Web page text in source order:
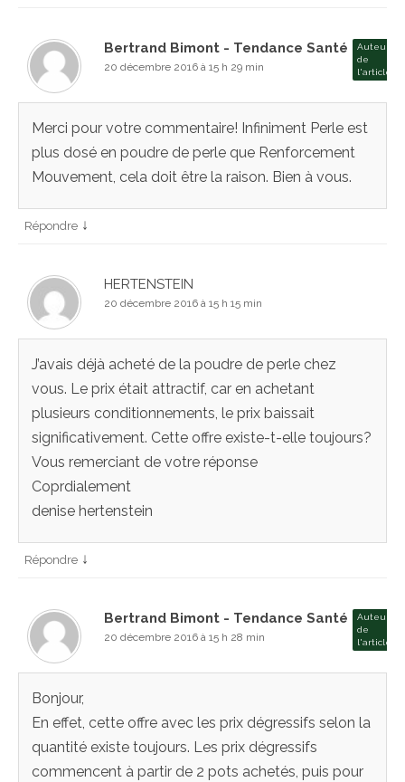
Bertrand Bimont - Tendance Santé
Auteur
de
l'article
20 décembre 2016 à 15 h 29 min
Merci pour votre commentaire! Infiniment Perle est
plus dosé en poudre de perle que Renforcement
Mouvement, cela doit être la raison. Bien à vous.
Répondre ↓
HERTENSTEIN
20 décembre 2016 à 15 h 15 min
J’avais déjà acheté de la poudre de perle chez
vous. Le prix était attractif, car en achetant
plusieurs conditionnements, le prix baissait
significativement. Cette offre existe-t-elle toujours?
Vous remerciant de votre réponse
Coprdialement
denise hertenstein
Répondre ↓
Bertrand Bimont - Tendance Santé
Auteur
de
l'article
20 décembre 2016 à 15 h 28 min
Bonjour,
En effet, cette offre avec les prix dégressifs selon la
quantité existe toujours. Les prix dégressifs
commencent à partir de 2 pots achetés, puis pour